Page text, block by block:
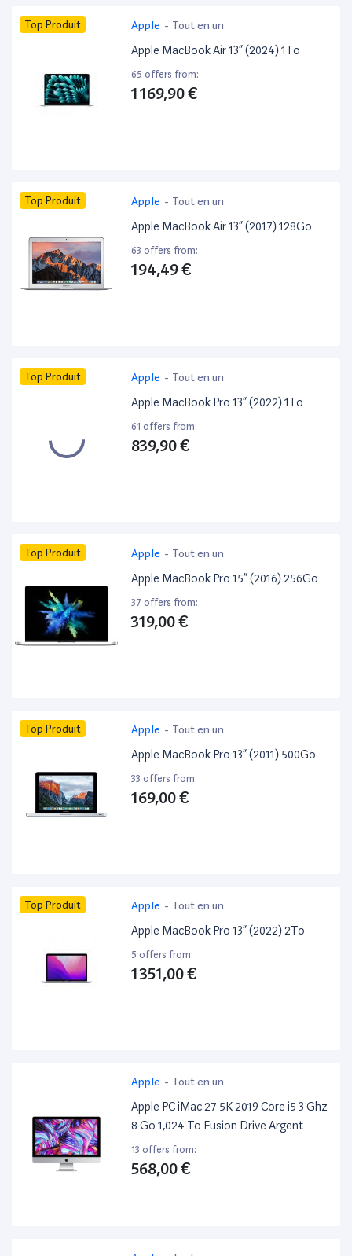
Top Produit Apple - Tout en un
Apple MacBook Air 13” (2024) 1To
65 offers from:
1 169,90 €
Top Produit Apple - Tout en un
Apple MacBook Air 13” (2017) 128Go
63 offers from:
194,49 €
Top Produit Apple - Tout en un
Apple MacBook Pro 13” (2022) 1To
61 offers from:
839,90 €
Top Produit Apple - Tout en un
Apple MacBook Pro 15” (2016) 256Go
37 offers from:
319,00 €
Top Produit Apple - Tout en un
Apple MacBook Pro 13” (2011) 500Go
33 offers from:
169,00 €
Top Produit Apple - Tout en un
Apple MacBook Pro 13” (2022) 2To
5 offers from:
1 351,00 €
Apple - Tout en un
Apple PC iMac 27 5K 2019 Core i5 3 Ghz
8 Go 1,024 To Fusion Drive Argent
13 offers from:
568,00 €